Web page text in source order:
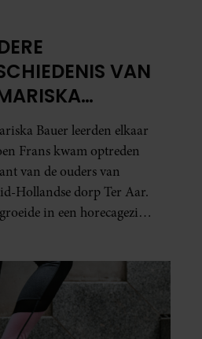
VAN
IN BED
Bauer leerden elkaar
Frans kwam optreden
van de ouders van
Hollandse dorp Ter Aar.
in een horecagezin